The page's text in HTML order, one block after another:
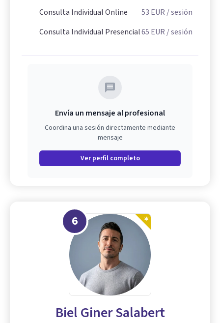
Consulta Individual Online 53 EUR / sesión
Consulta Individual Presencial65 EUR / sesión
Envía un mensaje al profesional
Coordina una sesión directamente mediante
mensaje
Ver perfil completo
6
Biel Giner Salabert